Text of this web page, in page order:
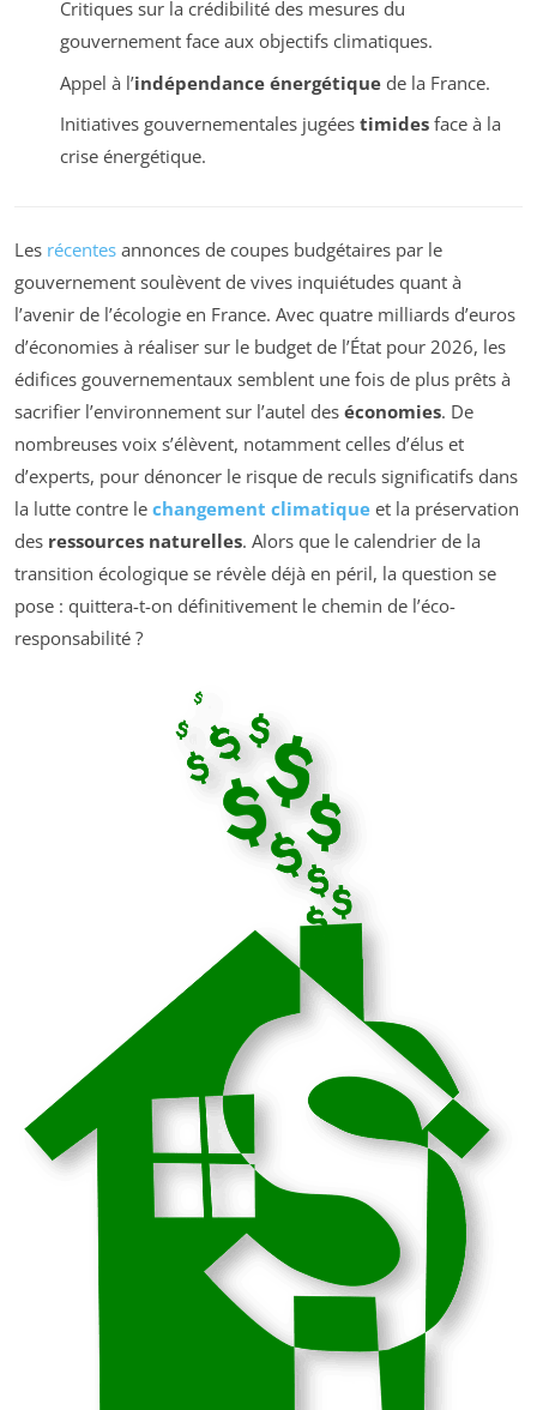
Critiques sur la crédibilité des mesures du
gouvernement face aux objectifs climatiques.
Appel à l’indépendance énergétiquede la France.
Initiatives gouvernementales jugées timidesface à la
crise énergétique.
Les récentes annonces de coupes budgétaires par le
gouvernement soulèvent de vives inquiétudes quant à
l’avenir de l’écologie en France. Avec quatre milliards d’euros
d’économies à réaliser sur le budget de l’État pour 2026, les
édifices gouvernementaux semblent une fois de plus prêts à
sacrifier l’environnement sur l’autel des économies. De
nombreuses voix s’élèvent, notamment celles d’élus et
d’experts, pour dénoncer le risque de reculs significatifs dans
la lutte contre le changement climatique et la préservation
des ressources naturelles. Alors que le calendrier de la
transition écologique se révèle déjà en péril, la question se
pose : quittera-t-on définitivement le chemin de l’éco-
responsabilité ?